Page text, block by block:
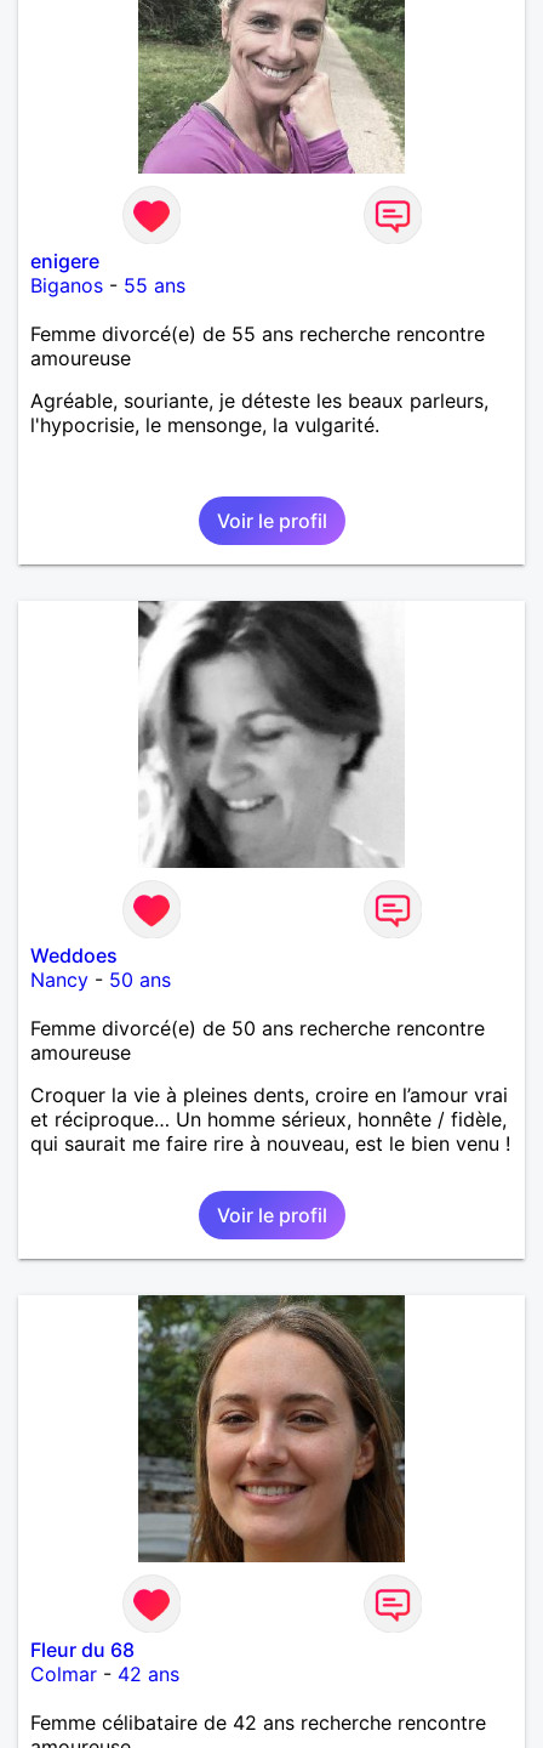
enigere
Biganos - 55 ans
Femme divorcé(e) de 55 ans recherche rencontre
amoureuse
Agréable, souriante, je déteste les beaux parleurs,
l'hypocrisie, le mensonge, la vulgarité.
Voir le profil
Weddoes
Nancy - 50 ans
Femme divorcé(e) de 50 ans recherche rencontre
amoureuse
Croquer la vie à pleines dents, croire en l’amour vrai
et réciproque… Un homme sérieux, honnête / fidèle,
qui saurait me faire rire à nouveau, est le bien venu !
Voir le profil
Fleur du 68
Colmar - 42 ans
Femme célibataire de 42 ans recherche rencontre